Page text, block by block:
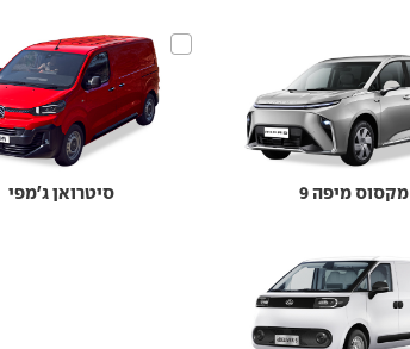
מקסוס מיפה 9 סיטרואן ג'מפי